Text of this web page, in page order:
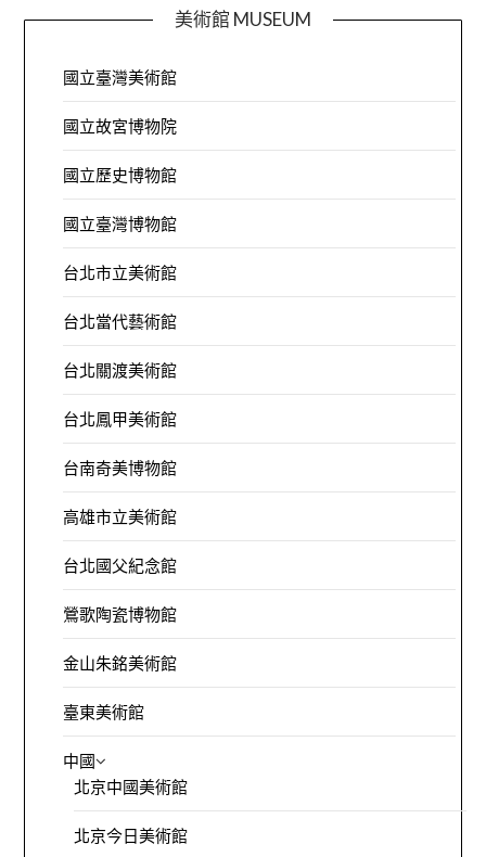
美術館 MUSEUM
國立臺灣美術館
國立故宮博物院
國立歷史博物館
國立臺灣博物館
台北市立美術館
台北當代藝術館
台北關渡美術館
台北鳳甲美術館
台南奇美博物館
高雄市立美術館
台北國父紀念館
鶯歌陶瓷博物館
金山朱銘美術館
臺東美術館
中國
北京中國美術館
北京今日美術館